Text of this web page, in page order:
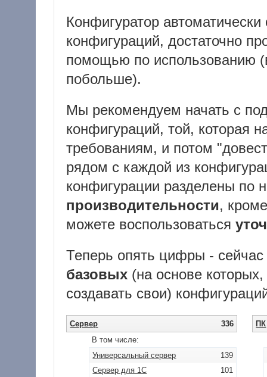
Конфигуратор
конфигураций, достаточно
помощью по использованию
побольше).
Мы рекомендуем начать с
конфигураций, той, которая
требованиям, и потом
рядом с каждой из
конфигурации разделены по
производительности,
можете воспользоваться
Теперь опять цифры -
базовых (на основе
создавать свои)
Сервер
336
В том числе:
Универсальный сервер
139
Сервер для 1С
101
ПК